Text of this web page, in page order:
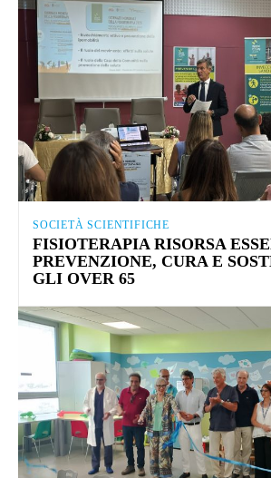
SOCIETÀ SCIENTIFICHE
FISIOTERAPIA RISORSA
PREVENZIONE, CURA E
GLI OVER 65